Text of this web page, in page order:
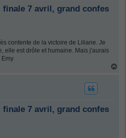
finale 7 avril, grand confes
contente de la victoire de Liliane. Je
elle est drôle et humaine. Mais j'aurais
Emy
finale 7 avril, grand confes